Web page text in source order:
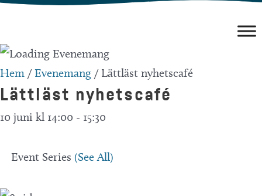
Hoppa
innehåll
Hem /Evenemang / Lättläst nyhetscafé
Lättläst nyhetscafé
10 juni kl 14:00 - 15:30
Event Series (See All)